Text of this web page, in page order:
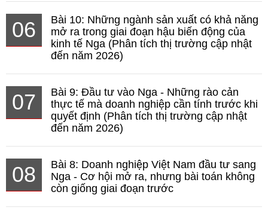
06
Bài 10: Những ngành sản xuất có khả năng
mở ra trong giai đoạn hậu biến động của
kinh tế Nga (Phân tích thị trường cập nhật
đến năm 2026)
07
Bài 9: Đầu tư vào Nga - Những rào cản
thực tế mà doanh nghiệp cần tính trước khi
quyết định (Phân tích thị trường cập nhật
đến năm 2026)
08
Bài 8: Doanh nghiệp Việt Nam đầu tư sang
Nga - Cơ hội mở ra, nhưng bài toán không
còn giống giai đoạn trước